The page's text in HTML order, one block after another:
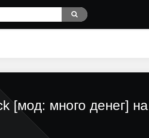
[мод: много денег] на